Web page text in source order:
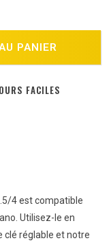
PANIER
FACILES
4 est compatible
Utilisez-le en
clé réglable et notre